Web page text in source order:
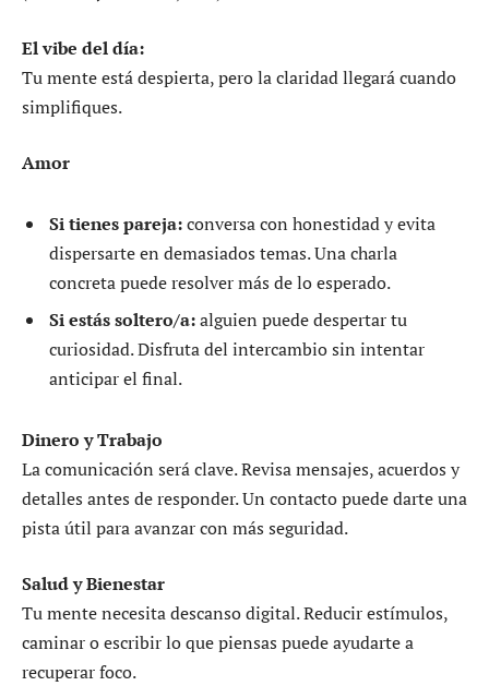
El vibe del día:
Tu mente está despierta, pero la claridad llegará cuando
simplifiques.
Amor
Si tienes pareja:conversa con honestidad y evita
dispersarte en demasiados temas. Una charla
concreta puede resolver más de lo esperado.
Si estás soltero/a:alguien puede despertar tu
curiosidad. Disfruta del intercambio sin intentar
anticipar el final.
Dinero y Trabajo
La comunicación será clave. Revisa mensajes, acuerdos y
detalles antes de responder. Un contacto puede darte una
pista útil para avanzar con más seguridad.
Salud y Bienestar
Tu mente necesita descanso digital. Reducir estímulos,
caminar o escribir lo que piensas puede ayudarte a
recuperar foco.